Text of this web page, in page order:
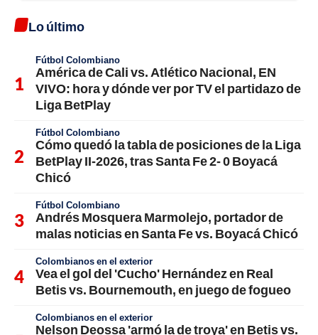
Lo último
Fútbol Colombiano
América de Cali vs. Atlético Nacional, EN
VIVO: hora y dónde ver por TV el partidazo de
Liga BetPlay
Fútbol Colombiano
Cómo quedó la tabla de posiciones de la Liga
BetPlay II-2026, tras Santa Fe 2- 0 Boyacá
Chicó
Fútbol Colombiano
Andrés Mosquera Marmolejo, portador de
malas noticias en Santa Fe vs. Boyacá Chicó
Colombianos en el exterior
Vea el gol del 'Cucho' Hernández en Real
Betis vs. Bournemouth, en juego de fogueo
Colombianos en el exterior
Nelson Deossa 'armó la de troya' en Betis vs.